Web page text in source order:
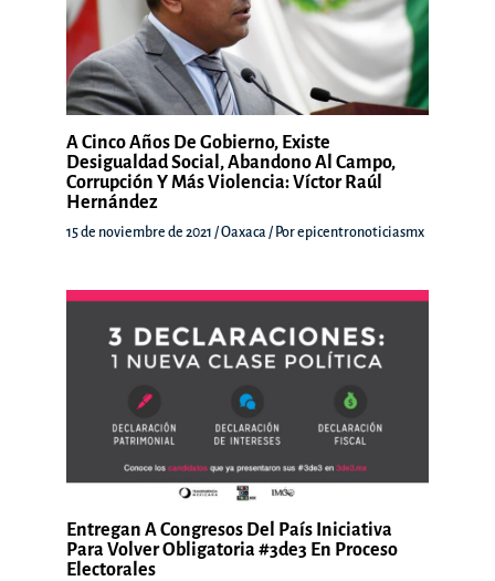
A Cinco Años De Gobierno, Existe
Desigualdad Social, Abandono Al Campo,
Corrupción Y Más Violencia: Víctor Raúl
Hernández
15 de noviembre de 2021 /Oaxaca / Porepicentronoticiasmx
Entregan A Congresos Del País Iniciativa
Para Volver Obligatoria #3de3 En Proceso
Electorales